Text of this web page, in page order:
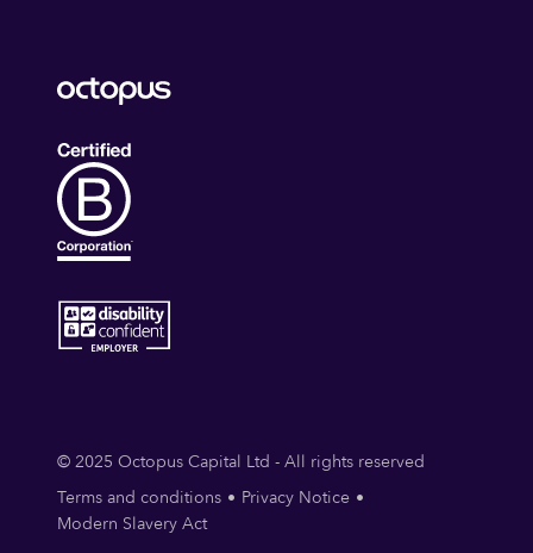
© 2025 Octopus Capital Ltd - All rights reserved
Terms and conditions
Privacy Notice
Modern Slavery Act